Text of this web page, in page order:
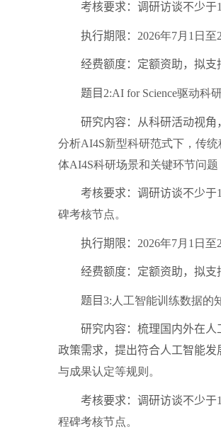
考核要求：调研访谈不少于
执行期限： 2026年7月 1 日至
经费额度：定额资助，拟支
题目 2:AI for Science驱动科
研究内容：从科研活动视角
分析AI4S新型科研范式下，传
体AI4S科研场景和关键环节问题
考核要求：调研访谈不少于
碑考核节点。
执行期限： 2026年7月 1 日至
经费额度：定额资助，拟支
题目 3: 人工智能训练数据的
研究内容：梳理国内外在人工
政策需求，提出符合人工智能
与成果认定等规则。
考核要求：调研访谈不少于
程碑考核节点。